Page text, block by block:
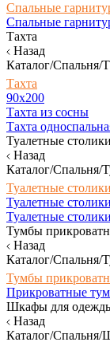
Спальные
Спальные
Тахта
Назад
Каталог/Спальня/
Тахта
90х200
Тахта из сосны
Тахта
Туалетные столики
Назад
Каталог/Спальня/
Туалетные столики
Туалетные
Туалетные
Тумбы
Назад
Каталог/Спальня/
Тумбы
Прикроватные
Шкафы для
Назад
Каталог/